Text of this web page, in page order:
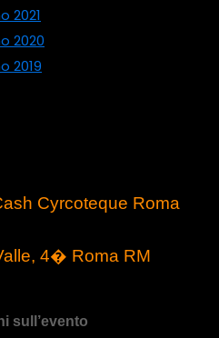
2021
2020
2019
Cyrcoteque Roma
4� Roma RM
sull’evento